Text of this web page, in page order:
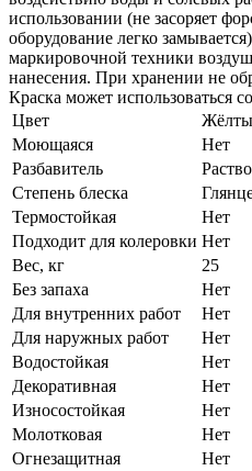
использовании (не засоряет
оборудование легко
маркировочной техники
нанесения. При хранении не
Краска может использоваться
Цвет
Моющаяся
Нет
Разбавитель
Степень блеска
Термостойкая
Нет
Подходит для колеровки Нет
Вес, кг
25
Без запаха
Нет
Для внутренних работ
Нет
Для наружных работ
Нет
Водостойкая
Нет
Декоративная
Нет
Износостойкая
Нет
Молотковая
Нет
Огнезащитная
Нет